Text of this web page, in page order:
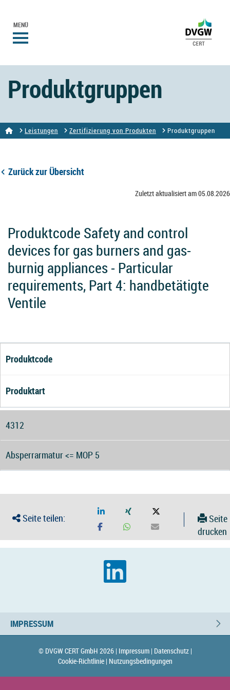
MENÜ
Produktgruppen
Leistungen Zertifizierung von Produkten Produktgruppen
Zurück zur Übersicht
Zuletzt aktualisiert am 05.08.2026
Produktcode Safety and control
devices for gas burners and gas-
burnig appliances - Particular
requirements, Part 4: handbetätigte
Ventile
Produktcode
Produktart
4312
Absperrarmatur <= MOP 5
Seite teilen:
Seite
drucken
IMPRESSUM
© DVGW CERT GmbH 2026 | Impressum | Datenschutz |
Cookie-Richtlinie | Nutzungsbedingungen